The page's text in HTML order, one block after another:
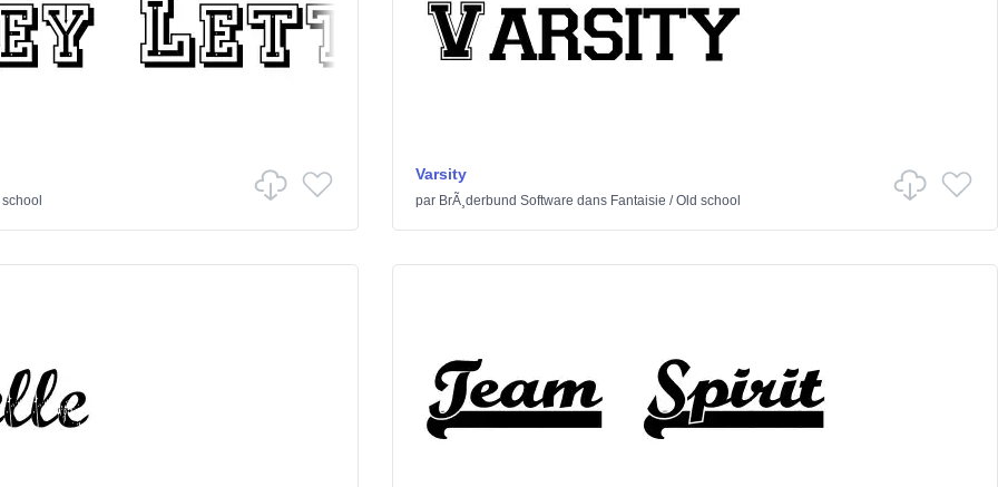
Varsity
par BrÃ¸derbund Software dans Fantaisie /Old school